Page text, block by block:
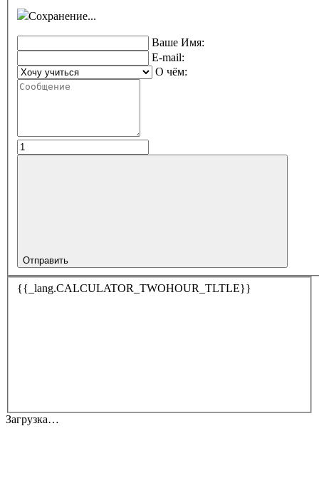
Сохранение...
Ваше Имя:
E-mail:
О чём:
Отправить
{{_lang.CALCULATOR_TWOHOUR_TLTLE}}
Загрузка…